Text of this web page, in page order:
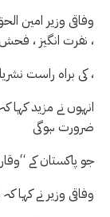
وفاقی وزیر امین
، نفرت انگیز ،
کی براہ راست نشریات پر پابندی عائد کریں گے ،
انہوں نے مزید کہا
ضرورت ہوگی
جو پاکستان کے
وفاقی وزیر نے کہا